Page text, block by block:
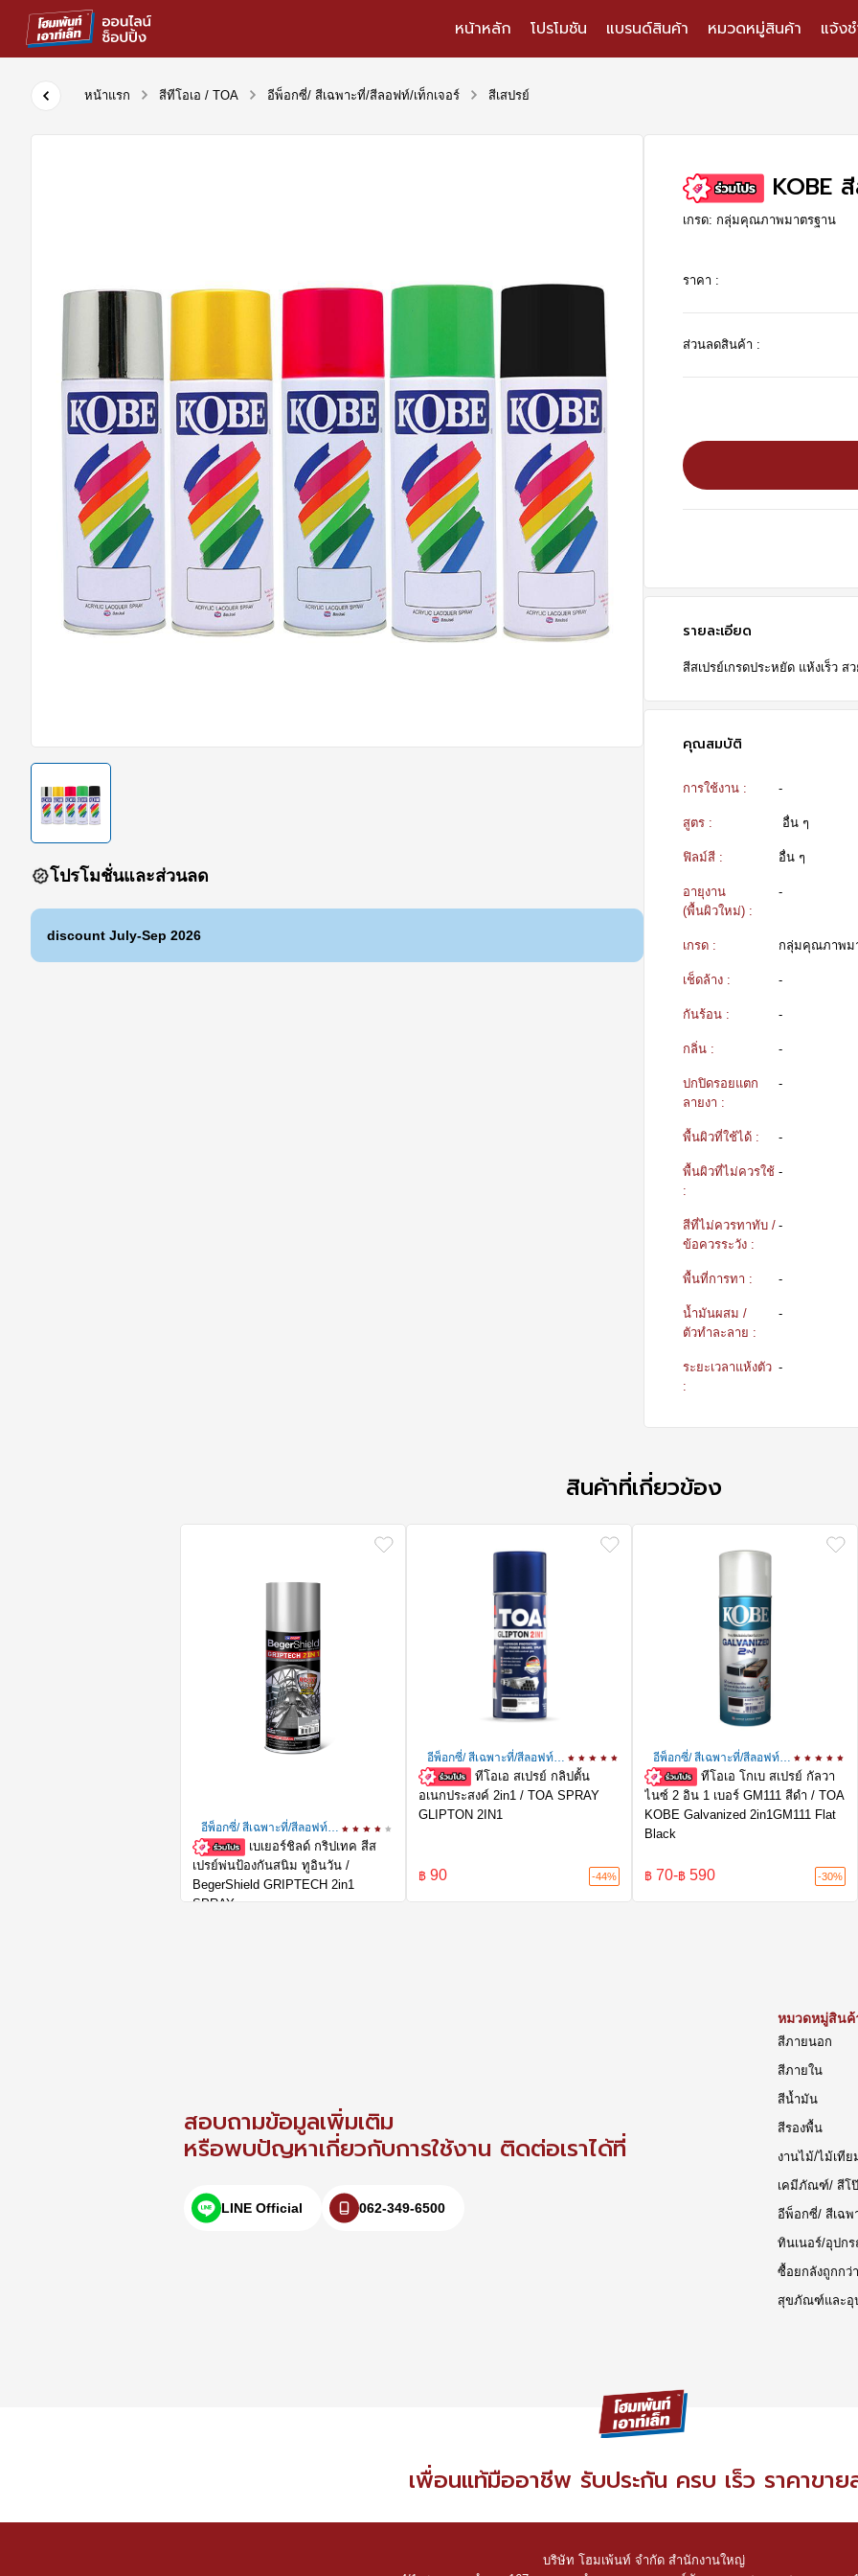
หน้าหลัก โปรโมชัน แบรนด์สินค้า หมวดหมู่สินค้า แจ้งช
หน้าแรก สีทีโอเอ / TOA อีพ็อกซี่/ สีเฉพาะที่/สีลอฟท์/เท็กเจอร์ สีเสปรย์
โปรโมชั่นและส่วนลด
discount July-Sep 2026
KOBE
เกรด: กลุ่มคุณภาพมาตรฐาน
ราคา :
ส่วนลดสินค้า :
รายละเอียด
สีสเปรย์เกรดประหยัด แห้งเร็ว
คุณสมบัติ
การใช้งาน : -
สูตร : อื่น ๆ
ฟิลม์สี : อื่น ๆ
อายุงาน
(พื้นผิวใหม่) :
-
เกรด : กลุ่มคุณภาพม
เช็ดล้าง : -
กันร้อน : -
กลิ่น : -
ปกปิดรอยแตก
ลายงา :
-
พื้นผิวที่ใช้ได้ : -
พื้นผิวที่ไม่ควรใช้
:
-
สีที่ไม่ควรทาทับ /
ข้อควรระวัง :
-
พื้นที่การทา : -
น้ำมันผสม /
ตัวทำละลาย :
-
ระยะเวลาแห้งตัว
:
-
สินค้าที่เกี่ยวข้อง
อีพ็อกซี่/ สีเฉพาะที่/สีลอฟท์/
เท็กเจอร์
เบเยอร์ชิลด์ กริปเทค สีส
เปรย์พ่นป้องกันสนิม ทูอินวัน /
BegerShield GRIPTECH 2in1
SPRAY
อีพ็อกซี่/ สีเฉพาะที่/สีลอฟท์/
เท็กเจอร์
ทีโอเอ สเปรย์ กลิปตั้น
อเนกประสงค์ 2in1 / TOA SPRAY
GLIPTON 2IN1
฿ 90 -44%
อีพ็อกซี่/ สีเฉพาะที่/สีลอฟท์/
เท็กเจอร์
ทีโอเอ โกเบ สเปรย์ กัลวา
ไนซ์ 2 อิน 1 เบอร์ GM111 สีดำ / TOA
KOBE Galvanized 2in1GM111 Flat
Black
฿ 70-฿ 590 -30%
สอบถามข้อมูลเพิ่มเติม
หรือพบปัญหาเกี่ยวกับการใช้งาน ติดต่อเราได้ที่
LINE Official 062-349-6500
หมวดหมู่สินค้
สีภายนอก
สีภายใน
สีน้ำมัน
สีรองพื้น
งานไม้/ไม้เทีย
เคมีภัณฑ์/ สีโ
อีพ็อกซี่/ สีเฉพ
ทินเนอร์/อุปก
ซื้อยกลังถูกกว่า
สุขภัณฑ์และอุ
เพื่อนแท้มืออาชีพ รับประกัน ครบ เร็ว ราคาขาย
บริษัท โฮมเพ้นท์ จำกัด สำนักงานใหญ่